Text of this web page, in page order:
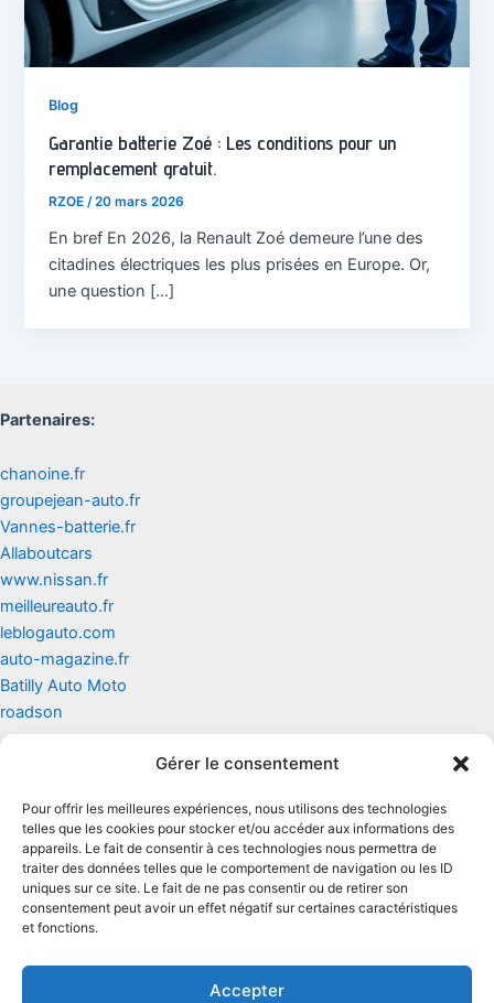
Gérer le consentement
Pour offrir les meilleures expériences, nous utilisons des technologies
telles que les cookies pour stocker et/ou accéder aux informations des
appareils. Le fait de consentir à ces technologies nous permettra de
traiter des données telles que le comportement de navigation ou les ID
uniques sur ce site. Le fait de ne pas consentir ou de retirer son
consentement peut avoir un effet négatif sur certaines caractéristiques
et fonctions.
Accepter
Blog
Garantie batterie Zoé : Les conditions pour un
remplacement gratuit.
RZOE/20 mars 2026
En bref En 2026, la Renault Zoé demeure l’une des
citadines électriques les plus prisées en Europe. Or,
une question […]
Partenaires:
chanoine.fr
groupejean-auto.fr
Vannes-batterie.fr
Allaboutcars
www.nissan.fr
meilleureauto.fr
leblogauto.com
auto-magazine.fr
Batilly Auto Moto
roadson
Mentions légales
Conditions générales d'utilisation
Conditions générales de vente
Politique de cookies